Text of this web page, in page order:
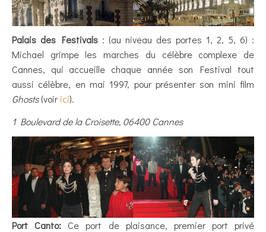
Palais des Festivals : (au niveau des portes 1, 2, 5, 6) :
Michael grimpe les marches du célèbre complexe de
Cannes, qui accueille chaque année son Festival tout
aussi célèbre, en mai 1997, pour présenter son mini film
Ghosts(voirici).
1 Boulevard de la Croisette, 06400 Cannes
Port Canto: Ce port de plaisance, premier port privé